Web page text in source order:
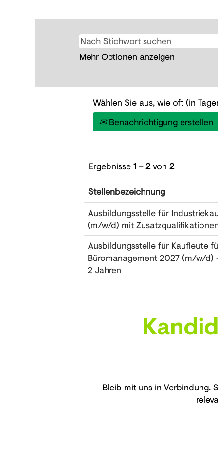
Mehr Optionen anzeigen
Wählen Sie aus, wie oft (in
Benachrichtigung erstellen
Ergebnisse1 – 2von 2
Stellenbezeichnung
Ausbildungsstelle für
(m/w/d) mit
Ausbildungsstelle für Kaufleute
Büromanagement 2027 (m/w/d)
2 Jahren
Bleib mit uns in Verbindung.